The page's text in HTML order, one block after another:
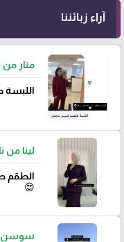
آراء زبائننا
منار
اللبسة
لينا من
الطقم
😍
سوسن